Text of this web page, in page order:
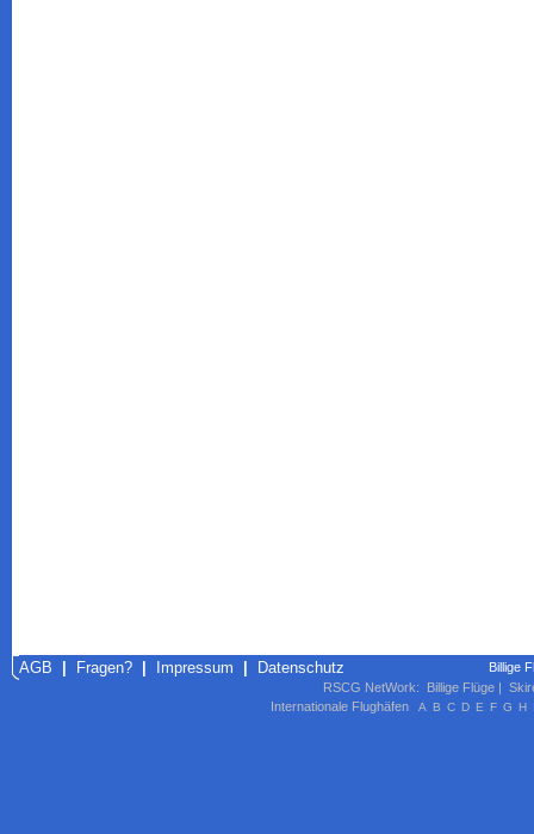
AGB Fragen? Impressum Datenschutz
Billige
RSCG NetWork: Billige Flüge |
Internationale Flughäfen
A B C D E F G H